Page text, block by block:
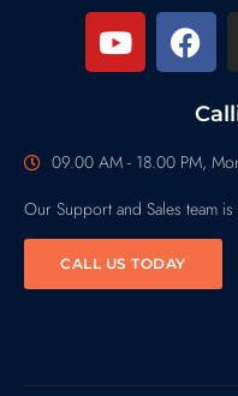
09.00 AM - 18.00 PM,
Our Support and Sales team
CALL US TODAY